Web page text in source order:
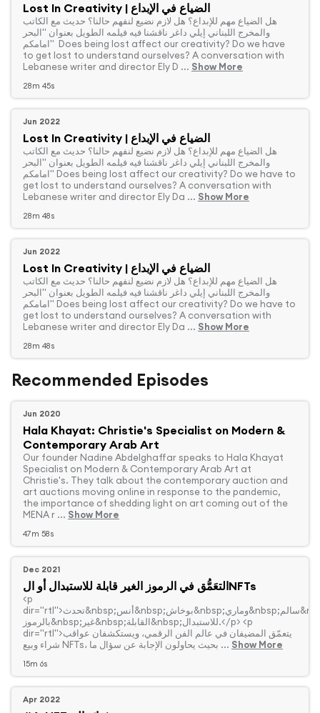
Lost In Creativity | الضياع في الإبداع
‏هل الضياع مهم للإبداع؟ هل لازم نضيع لنفهم حالنا؟ حديث مع الكاتب
والمخرج اللبناني إيلي داغر ناقشنا فيه فيلمه الطويل بعنوان "البحر
امامكم" Does being lost affect our creativity? Do we have
to get lost to understand ourselves? A conversation with
Lebanese writer and director Ely D ... Show More
28m 45s
Jun 2022
Lost In Creativity | الضياع في الإبداع
‏هل الضياع مهم للإبداع؟ هل لازم نضيع لنفهم حالنا؟ حديث مع الكاتب
والمخرج اللبناني إيلي داغر ناقشنا فيه فيلمه الطويل بعنوان "البحر
امامكم" Does being lost affect our creativity? Do we have to
get lost to understand ourselves? A conversation with
Lebanese writer and director Ely Da ... Show More
28m 48s
Jun 2022
Lost In Creativity | الضياع في الإبداع
‏هل الضياع مهم للإبداع؟ هل لازم نضيع لنفهم حالنا؟ حديث مع الكاتب
والمخرج اللبناني إيلي داغر ناقشنا فيه فيلمه الطويل بعنوان "البحر
امامكم" Does being lost affect our creativity? Do we have to
get lost to understand ourselves? A conversation with
Lebanese writer and director Ely Da ... Show More
28m 48s
Recommended Episodes
Jun 2020
Hala Khayat: Christie's Specialist on Modern &
Contemporary Arab Art
Specialist on Modern & Contemporary Arab Art at
Christie's. They talk about the contemporary auction and
art auctions moving online in response to the pandemic,
the importance of shedding light on art coming out of the
MENA r ... Show More
47m 58s
Dec 2021
التعَمُّق في الرموز الغير قابلة للاستبدال أو الNFTs
dir="rtl">تحدث&nbsp;أنس&nbsp;بوخاش&nbsp;وماري&nbsp;سالم&nbsp;اليوم&nbsp;عن&nbsp;NFTs,&nbsp;المعروفة&nbsp;أيضاً
بالرموز&nbsp;غير&nbsp;القابلة&nbsp;للاستبدال.</p> <p
dir="rtl">يتعمّق المضيفان في عالم الفن الرقمي، ويستكشفان عواقب
شراء وبيع NFTs، بحيث يحاولون الإجابة عن سؤال ما ... Show More
15m 6s
Apr 2022